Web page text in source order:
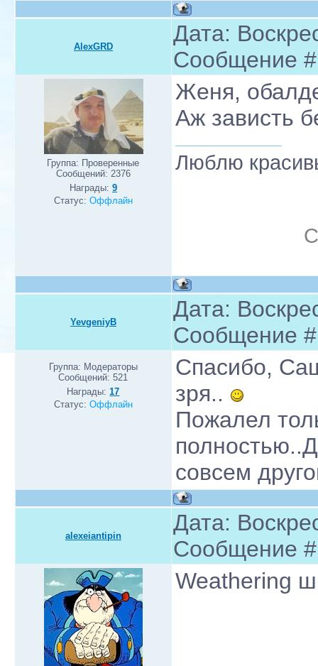
AlexGRD
Дата:
Сообщение
Группа: Проверенные
Сообщений: 2376
Награды: 9
Статус: Оффлайн
Женя,
Аж зависть
Люблю
YevgeniyB
Дата:
Сообщение
Группа: Модераторы
Сообщений:521
Награды:17
Статус: Оффлайн
Спасибо,
зря..
Пожалел
совсем
alexeiantipin
Дата:
Сообщение
Weathering